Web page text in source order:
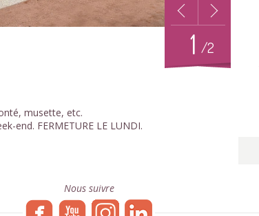
1 /2
musette, etc.
end. FERMETURE LE LUNDI.
Nous suivre